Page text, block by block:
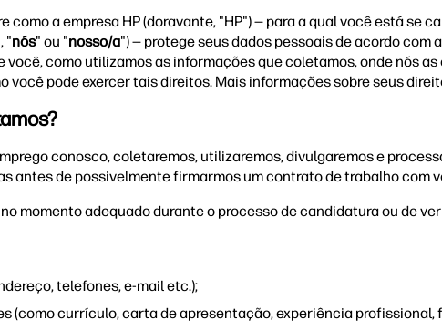
como a empresa HP (doravante, "HP") — para a qual você está
"nós" ou "nosso/a") — protege seus dados pessoais de acordo
você, como utilizamos as informações que coletamos, onde nós
você pode exercer tais direitos. Mais informações sobre seus
conosco, coletaremos, utilizaremos, divulgaremos e
antes de possivelmente firmarmos um contrato de trabalho com
momento adequado durante o processo de candidatura ou de
telefones, e-mail etc.);
(como currículo, carta de apresentação, experiência